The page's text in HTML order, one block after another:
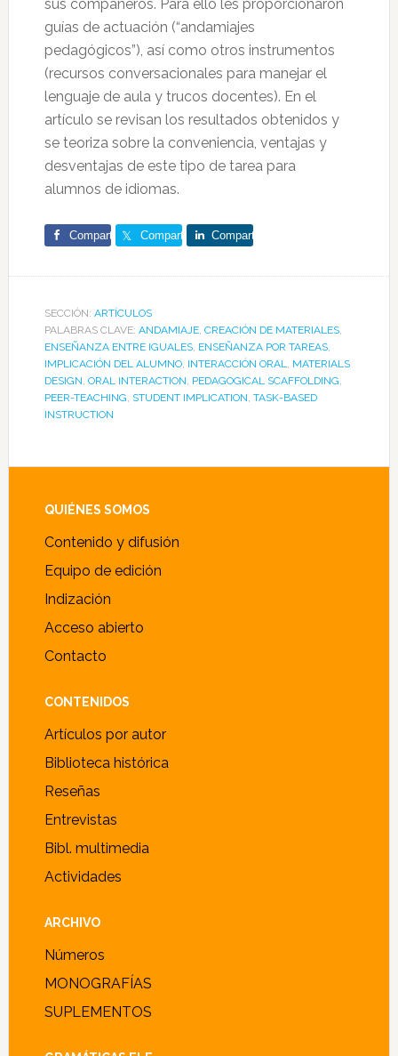
sus compañeros. Para ello les proporcionaron
guías de actuación (“andamiajes
pedagógicos”), así como otros instrumentos
(recursos conversacionales para manejar el
lenguaje de aula y trucos docentes). En el
artículo se revisan los resultados obtenidos y
se teoriza sobre la conveniencia, ventajas y
desventajas de este tipo de tarea para
alumnos de idiomas.
Comparte Comparte Comparte
SECCIÓN: ARTÍCULOS
PALABRAS CLAVE: ANDAMIAJE, CREACIÓN DE MATERIALES,
ENSEÑANZA ENTRE IGUALES, ENSEÑANZA POR TAREAS,
IMPLICACIÓN DEL ALUMNO, INTERACCIÓN ORAL, MATERIALS
DESIGN, ORAL INTERACTION, PEDAGOGICAL SCAFFOLDING,
PEER-TEACHING, STUDENT IMPLICATION, TASK-BASED
INSTRUCTION
Footer
QUIÉNES SOMOS
Contenido y difusión
Equipo de edición
Indización
Acceso abierto
Contacto
CONTENIDOS
Artículos por autor
Biblioteca histórica
Reseñas
Entrevistas
Bibl. multimedia
Actividades
ARCHIVO
Números
MONOGRAFÍAS
SUPLEMENTOS